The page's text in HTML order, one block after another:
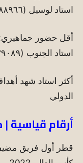
استاد لوسيل (٨٨٩٦٦ متفرج)
أقل حضور جماهيري:
استاد الجنوب (٣٩٠٨٩ متفرج)
الدولي
أرقام قياسية |
قطر أول فريق مضيف